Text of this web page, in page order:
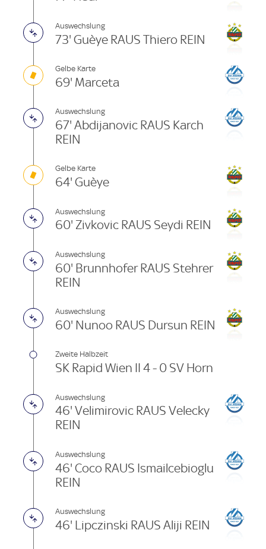
Auswechslung
73' Guèye RAUS Thiero REIN
Gelbe Karte
69' Marceta
Auswechslung
67' Abdijanovic RAUS Karch
REIN
Gelbe Karte
64' Guèye
Auswechslung
60' Zivkovic RAUS Seydi REIN
Auswechslung
60' Brunnhofer RAUS Stehrer
REIN
Auswechslung
60' Nunoo RAUS Dursun REIN
Zweite Halbzeit
SK Rapid Wien II 4 - 0 SV Horn
Auswechslung
46' Velimirovic RAUS Velecky
REIN
Auswechslung
46' Coco RAUS Ismailcebioglu
REIN
Auswechslung
46' Lipczinski RAUS Aliji REIN